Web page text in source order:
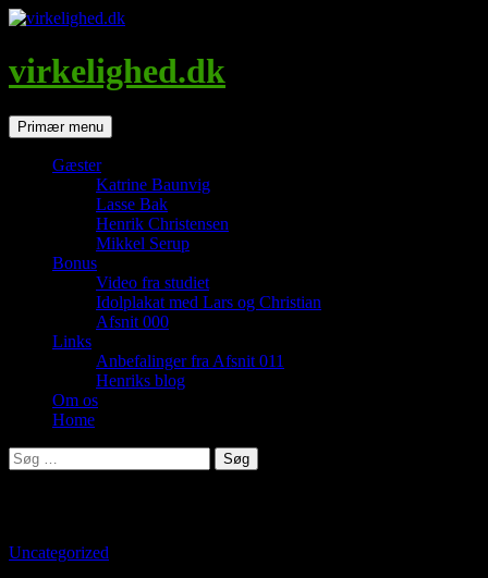
Hop
indhold
virkelighed.dk
SøgPrimær menu
Gæster
Katrine Baunvig
Lasse Bak
Henrik Christensen
Mikkel Serup
Bonus
Video fra studiet
Idolplakat med Lars og Christian
Afsnit 000
Links
Anbefalinger fra Afsnit 011
Henriks blog
Om os
Home
Søg
efter:
Uncategorized